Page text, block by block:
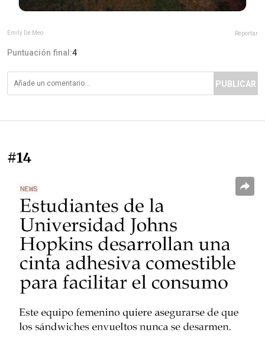
Emily De Meo Reportar
Puntuación final:4
PUBLICAR
#14